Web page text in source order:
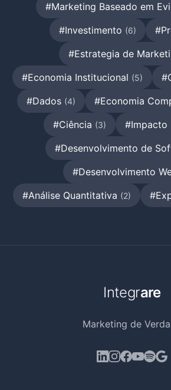
#Marketing Baseado em
#Investimento (6)
#Estrategia de
#Economia Institucional (5)
#Dados (4) #Economia
#Ciência (3) #Impacto
#Desenvolvimento de
#Desenvolvimento
#Análise Quantitativa (2)
Integrare
Marketing de